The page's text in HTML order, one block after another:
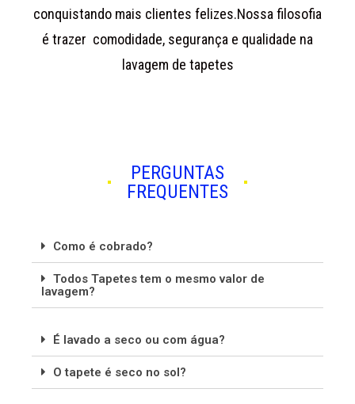
conquistando mais clientes felizes.Nossa filosofia
é trazer comodidade, segurança e qualidade na
lavagem de tapetes
PERGUNTAS
FREQUENTES
Como é cobrado?
Todos Tapetes tem o mesmo valor de
lavagem?
É lavado a seco ou com água?
O tapete é seco no sol?